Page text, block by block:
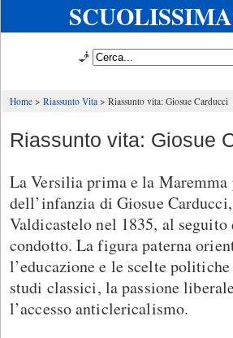
🧞
Home Riassunto Vita Riassunto vita: Giosue Carducci
Riassunto vita: Giosue
La Versilia prima e la
dell’infanzia di Giosue
Valdicastelo nel 1835, al
condotto. La figura paterna
l’educazione e le scelte
studi classici, la passione
l’accesso anticlericalismo.